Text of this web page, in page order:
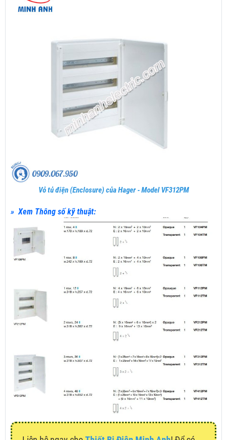
Vỏ tủ điện (Enclosure) của Hager - Model VF312PM
» Xem Thông số kỹ thuật: